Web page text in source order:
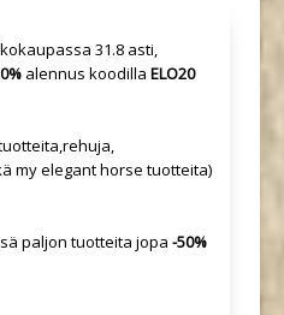
31.8 asti,
alennus koodilla ELO20
my elegant horse tuotteita)
paljon tuotteita jopa -50%